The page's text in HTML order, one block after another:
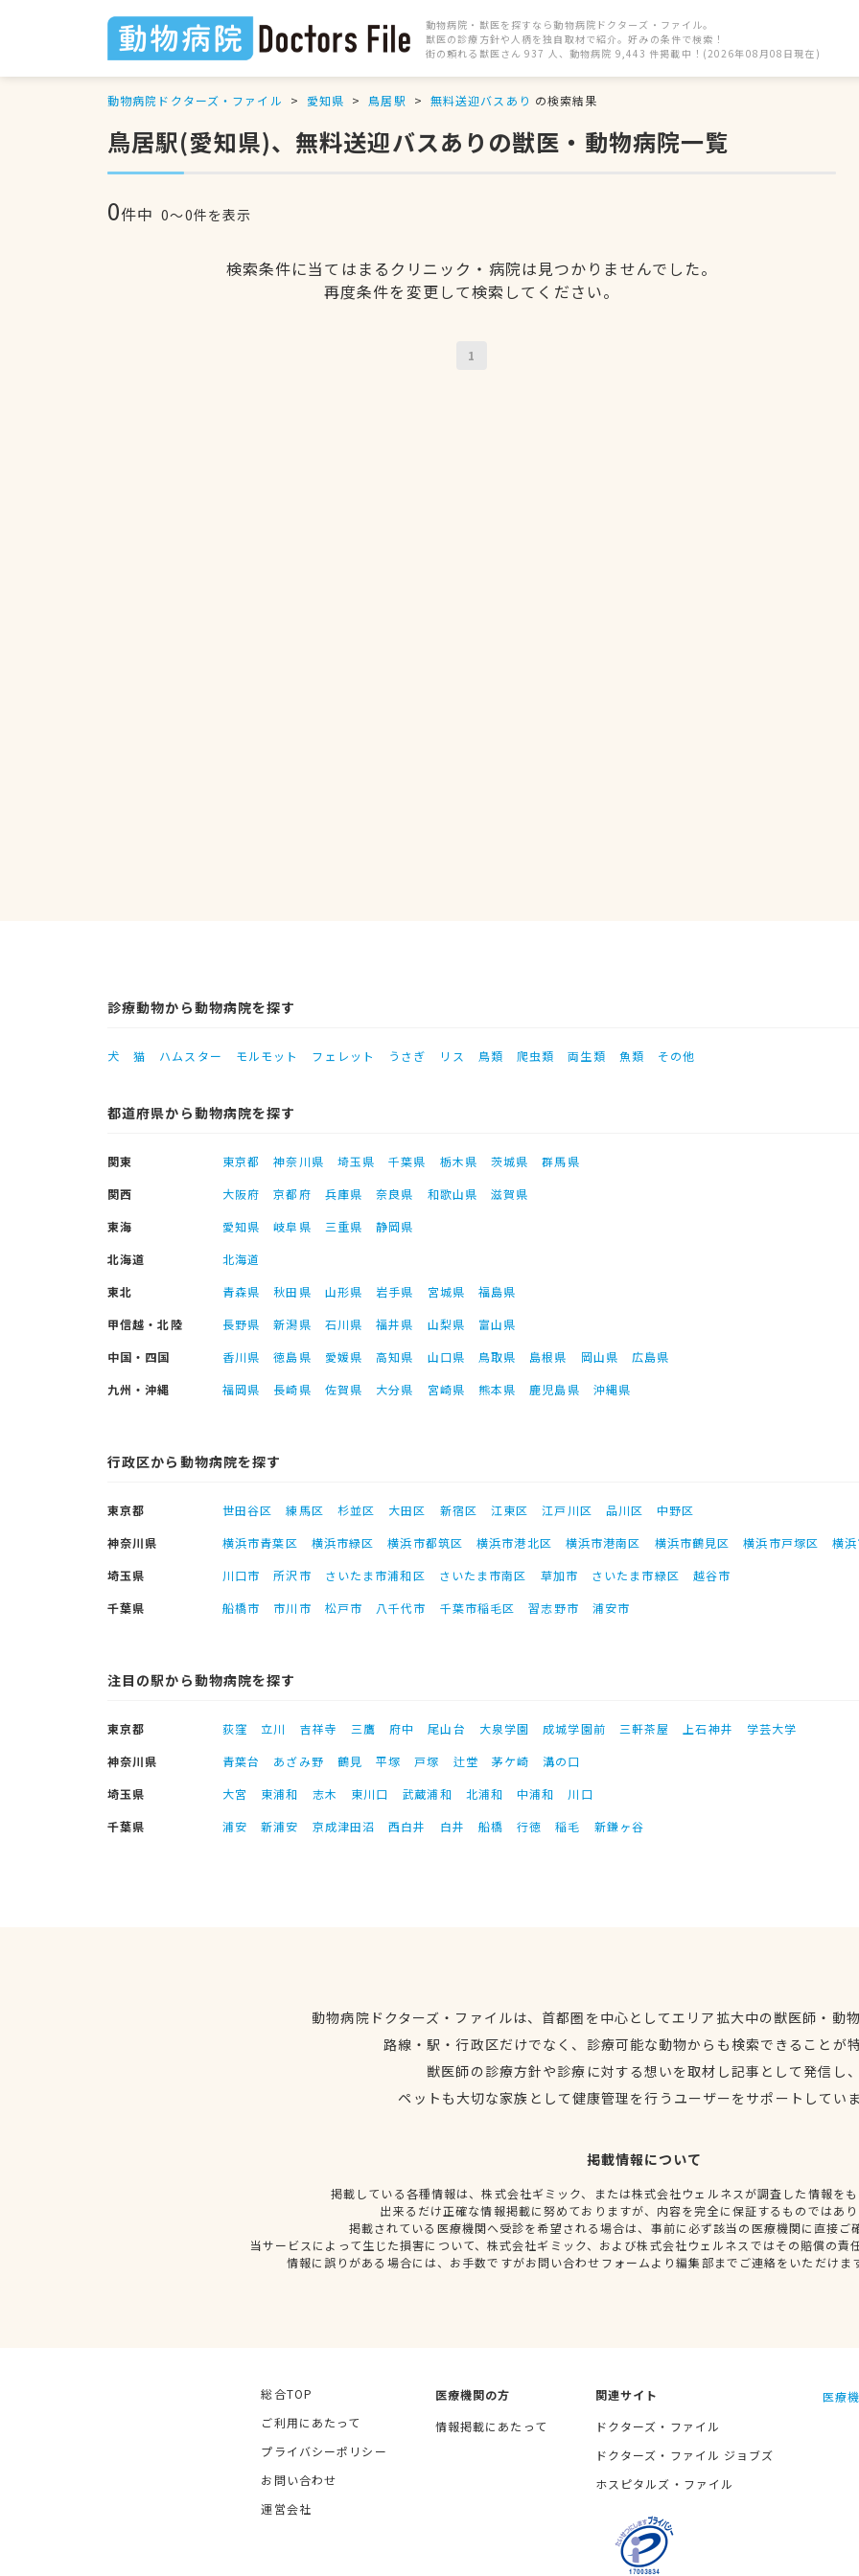
動物病院・獣医を探すなら動物病院ドクターズ・ファイル。
獣医の診療方針や人柄を独自取材で紹介。好みの条件で検索！
街の頼れる獣医さん 937 人、動物病院 9,443 件掲載中！(2026年08月08日現在)
動物病院ドクターズ・ファイル 愛知県 鳥居駅 無料送迎バスあり の検索結果
鳥居駅(愛知県)、無料送迎バスありの獣医・動物病院一覧
0件中 0〜0件を表示
検索条件に当てはまるクリニック・病院は見つかりませんでした。
再度条件を変更して検索してください。
1
診療動物から動物病院を探す
犬 猫 ハムスター モルモット フェレット うさぎ リス 鳥類 爬虫類 両生類 魚類 その他
都道府県から動物病院を探す
関東 東京都 神奈川県 埼玉県 千葉県 栃木県 茨城県
群馬県
関西
大阪府 京都府 兵庫県 奈良県 和歌山県
滋賀県
東海
愛知県 岐阜県 三重県
静岡県
北海道
北海道
東北
青森県 秋田県 山形県 岩手県 宮城県
福島県
甲信越・北陸
長野県 新潟県 石川県 福井県 山梨県
富山県
中国・四国
香川県 徳島県 愛媛県 高知県 山口県 鳥取県 島根県 岡山県
広島県
九州・沖縄
福岡県 長崎県 佐賀県 大分県 宮崎県 熊本県 鹿児島県 沖縄県
行政区から動物病院を探す
東京都 世田谷区 練馬区 杉並区 大田区 新宿区 江東区 江戸川区 品川区
中野区
神奈川県
横浜市青葉区 横浜市緑区 横浜市都筑区 横浜市港北区 横浜市港南区 横浜市鶴見区 横浜市戸塚区
横
埼玉県
川口市 所沢市 さいたま市浦和区 さいたま市南区 草加市 さいたま市緑区
越谷市
千葉県
船橋市 市川市 松戸市 八千代市 千葉市稲毛区 習志野市 浦安市
注目の駅から動物病院を探す
東京都 荻窪 立川 吉祥寺 三鷹 府中 尾山台 大泉学園 成城学園前 三軒茶屋 上石神井
学芸大学
神奈川県
青葉台 あざみ野 鶴見 平塚 戸塚 辻堂 茅ケ崎
溝の口
埼玉県
大宮 東浦和 志木 東川口 武蔵浦和 北浦和 中浦和
川口
千葉県
浦安 新浦安 京成津田沼 西白井 白井 船橋 行徳 稲毛 新鎌ヶ谷
動物病院ドクターズ・ファイルは、首都圏を中心としてエリア拡大中の獣医師・動
路線・駅・行政区だけでなく、診療可能な動物からも検索できることが
獣医師の診療方針や診療に対する想いを取材し記事として発信し
ペットも大切な家族として健康管理を行うユーザーをサポートしてい
掲載情報について
掲載している各種情報は、株式会社ギミック、または株式会社ウェルネスが調査した情報を
出来るだけ正確な情報掲載に努めておりますが、内容を完全に保証するものではあ
掲載されている医療機関へ受診を希望される場合は、事前に必ず該当の医療機関に直接ご
当サービスによって生じた損害について、株式会社ギミック、および株式会社ウェルネスではその賠償の責
情報に誤りがある場合には、お手数ですがお問い合わせフォームより編集部までご連絡をいただけま
総合TOP
ご利用にあたって
プライバシーポリシー
お問い合わせ
運営会社
医療機関の方
情報掲載にあたって
関連サイト
ドクターズ・ファイル
ドクターズ・ファイル ジョブズ
ホスピタルズ・ファイル
医療